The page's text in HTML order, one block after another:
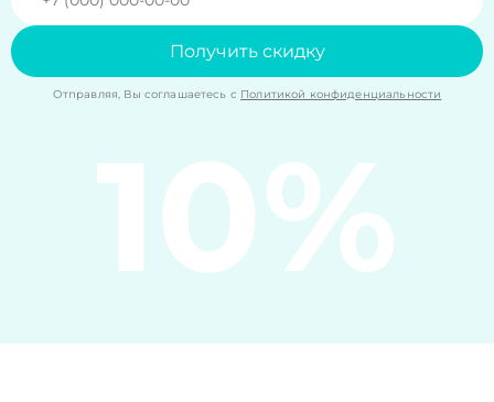
Получить скидку
Отправляя, Вы соглашаетесь с Политикой конфиденциальности
10%